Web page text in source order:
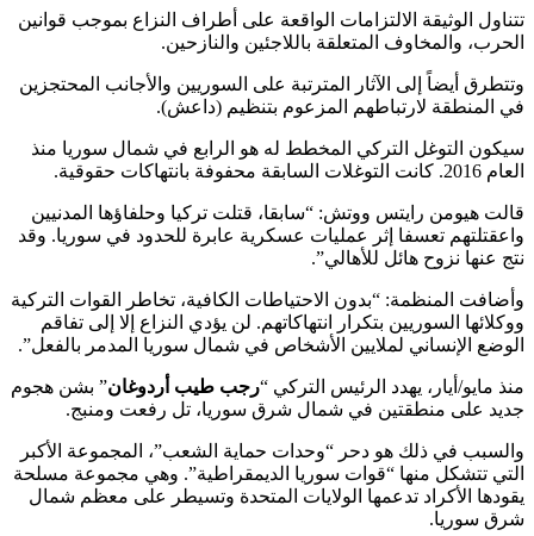
تتناول الوثيقة الالتزامات الواقعة على أطراف النزاع بموجب قوانين
الحرب، والمخاوف المتعلقة باللاجئين والنازحين.
وتتطرق أيضاً إلى الآثار المترتبة على السوريين والأجانب المحتجزين
في المنطقة لارتباطهم المزعوم بتنظيم (داعش).
سيكون التوغل التركي المخطط له هو الرابع في شمال سوريا منذ
العام 2016. كانت التوغلات السابقة محفوفة بانتهاكات حقوقية.
قالت هيومن رايتس ووتش: “سابقا، قتلت تركيا وحلفاؤها المدنيين
واعقتلتهم تعسفا إثر عمليات عسكرية عابرة للحدود في سوريا. وقد
نتج عنها نزوح هائل للأهالي”.
وأضافت المنظمة: “بدون الاحتياطات الكافية، تخاطر القوات التركية
ووكلائها السوريين بتكرار انتهاكاتهم. لن يؤدي النزاع إلا إلى تفاقم
الوضع الإنساني لملايين الأشخاص في شمال سوريا المدمر بالفعل”.
منذ مايو/أيار، يهدد الرئيس التركي “رجب طيب أردوغان” بشن هجوم
جديد على منطقتين في شمال شرق سوريا، تل رفعت ومنبج.
والسبب في ذلك هو دحر “وحدات حماية الشعب”، المجموعة الأكبر
التي تتشكل منها “قوات سوريا الديمقراطية”. وهي مجموعة مسلحة
يقودها الأكراد تدعمها الولايات المتحدة وتسيطر على معظم شمال
شرق سوريا.